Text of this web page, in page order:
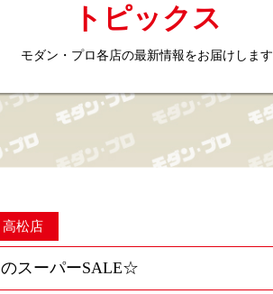
トピックス
モダン・プロ各店の最新情報をお届けします
高松店
春のスーパーSALE☆